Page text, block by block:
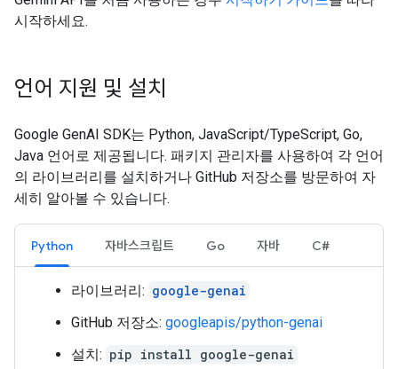
시작하세요.
언어 지원 및 설치
Google GenAI SDK는 Python, JavaScript/TypeScript, Go,
Java 언어로 제공됩니다. 패키지 관리자를 사용하여 각 언어
의 라이브러리를 설치하거나 GitHub 저장소를 방문하여 자
세히 알아볼 수 있습니다.
Python 자바스크립트 Go 자바 C#
라이브러리: google-genai
GitHub 저장소: googleapis/python-genai
설치: pip install google-genai